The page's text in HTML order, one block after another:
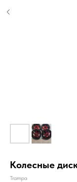
Колесные
Trampa